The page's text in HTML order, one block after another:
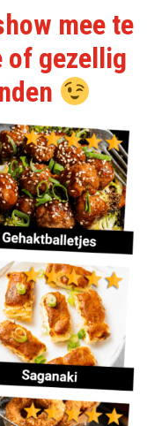
mee te
of gezellig